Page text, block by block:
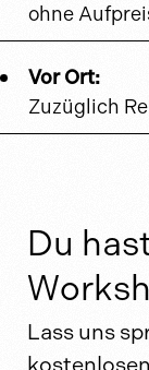
ohne
Vor Ort:
Zuzüglich
Du
Lass uns